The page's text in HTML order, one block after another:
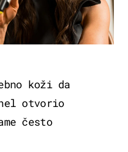
koži da
otvorio
često